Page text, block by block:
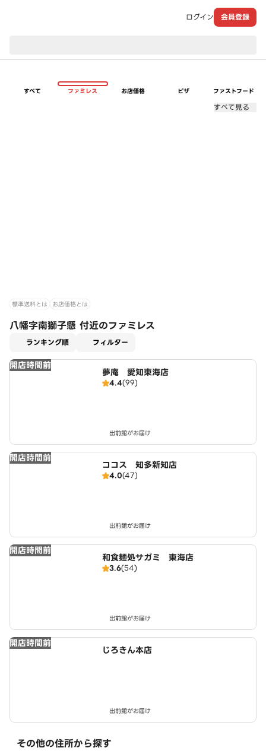
ログイン 会員登録
すべて ファミレス お店価格 ピザ ファストフード
すべて見る
標準送料とは お店価格とは
八幡字南獅子懸 付近のファミレス
ランキング順 フィルター
開店時間前
夢庵 愛知東海店
4.4(99)
出前館がお届け
開店時間前
ココス 知多新知店
4.0(47)
出前館がお届け
開店時間前
和食麺処サガミ 東海店
3.6(54)
出前館がお届け
開店時間前
じろきん本店
出前館がお届け
その他の住所から探す